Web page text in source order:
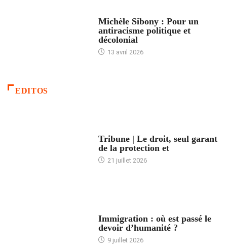
Michèle Sibony : Pour un
antiracisme politique et
décolonial
13 avril 2026
EDITOS
Tribune | Le droit, seul garant
de la protection et
21 juillet 2026
Immigration : où est passé le
devoir d’humanité ?
9 juillet 2026